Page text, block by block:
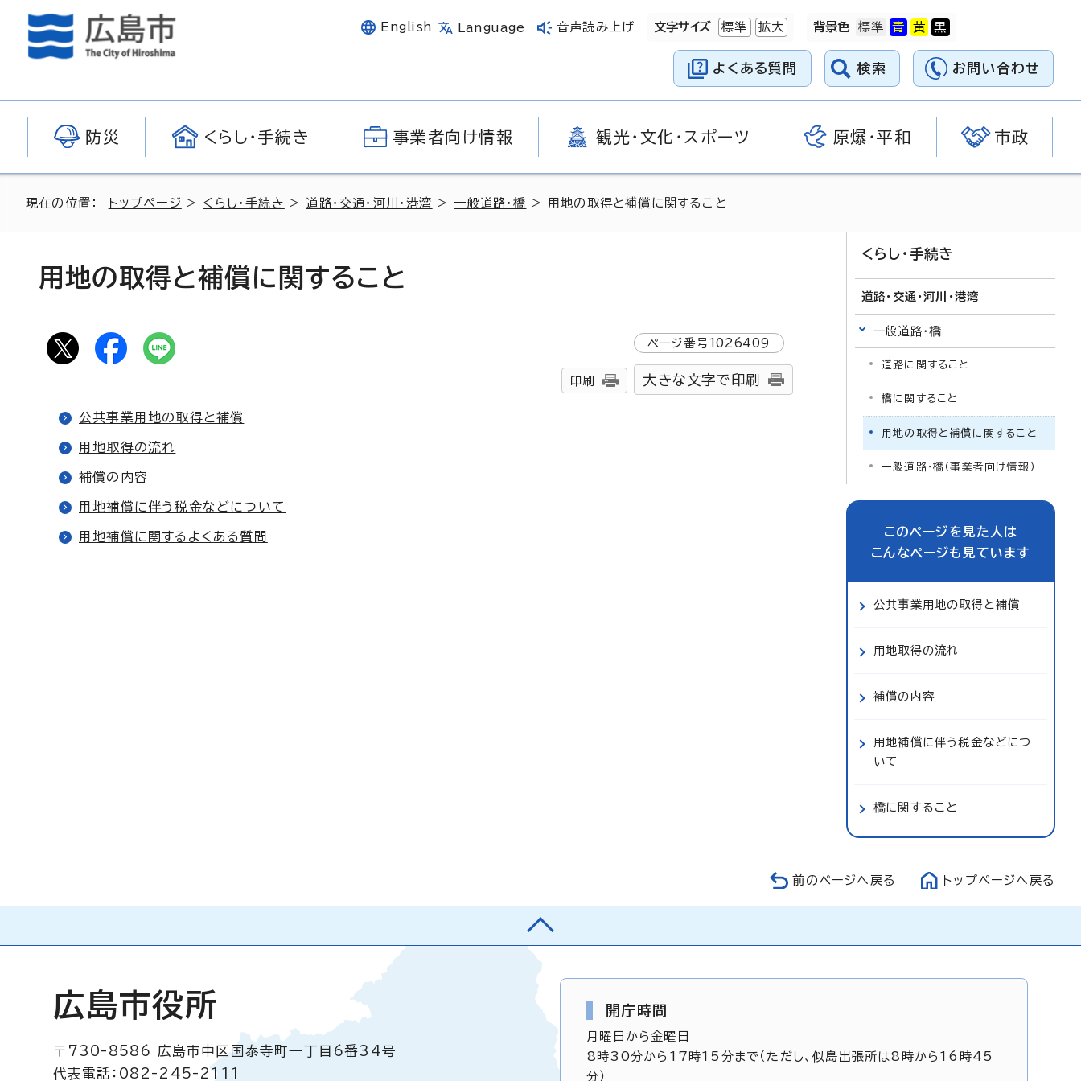
English Language 音声読み上げ 文字サイズ 標準 拡大 背景色
よくある質問 検索 お問い合わせ
防災 くらし・手続き 事業者向け情報 観光・文化・スポーツ 原爆・平和 市政
現在の位置： トップページ > くらし・手続き >道路・交通・河川・港湾 > 一般道路・橋 > 用地の取得と補償に関すること
用地の取得と補償に関すること
ページ番号1026409
印刷 大きな文字で印刷
公共事業用地の取得と補償
用地取得の流れ
補償の内容
用地補償に伴う税金などについて
用地補償に関するよくある質問
くらし・手続き
道路・交通・河川・港湾
一般道路・橋
道路に関すること
橋に関すること
用地の取得と補償に関すること
一般道路・橋（事業者向け情報）
このページを見た人は
こんなページも見ています
公共事業用地の取得と補償
用地取得の流れ
補償の内容
用地補償に伴う税金などにつ
いて
橋に関すること
前のページへ戻る トップページへ戻る
広島市役所
〒730-8586
広島市中区国泰寺町一丁目6番34号
代表電話：082-245-2111
開庁時間
月曜日から金曜日
8時30分から17時15分まで（ただし、似島出張所は8時から16時45
分）